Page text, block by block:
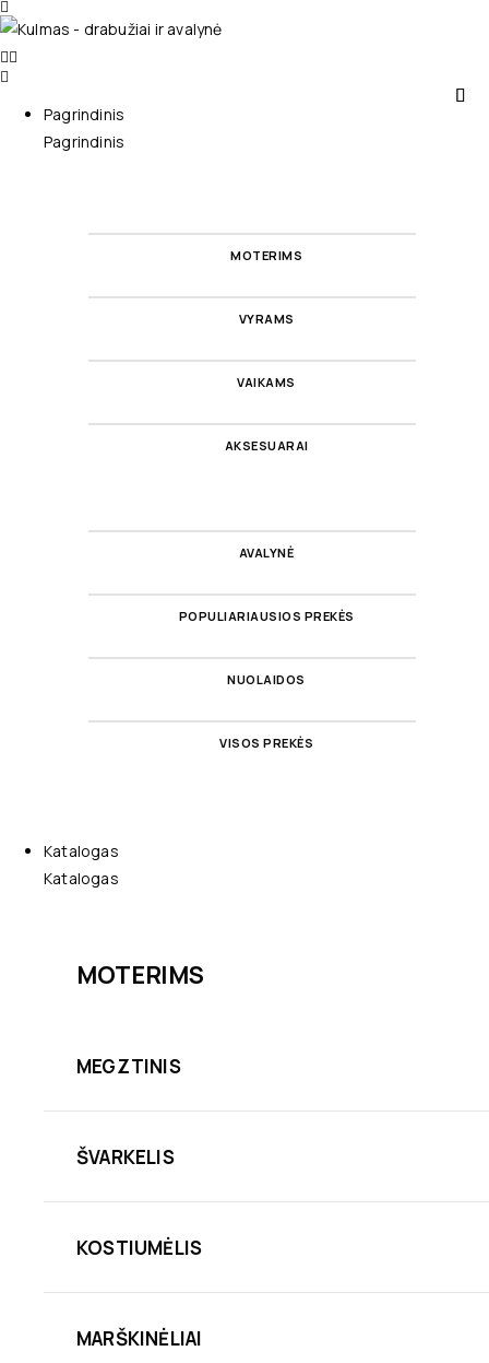
Pagrindinis
Pagrindinis
MOTERIMS
VYRAMS
VAIKAMS
AKSESUARAI
AVALYNĖ
POPULIARIAUSIOS PREKĖS
NUOLAIDOS
VISOS PREKĖS
Katalogas
Katalogas
MOTERIMS
MEGZTINIS
ŠVARKELIS
KOSTIUMĖLIS
MARŠKINĖLIAI